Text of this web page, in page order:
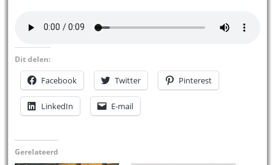
Dit delen:
Facebook Twitter Pinterest
LinkedIn E-mail
Gerelateerd